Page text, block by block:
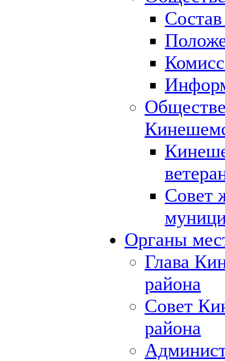
Совет
Органы
Глава
района
Совет
района